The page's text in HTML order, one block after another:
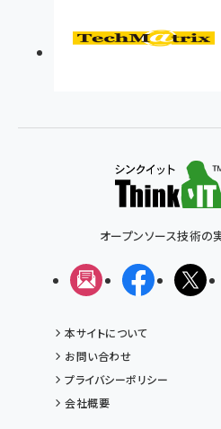
オープンソース技術の
メルマガFacebook
本サイトについて
お問い合わせ
プライバシーポリシー
会社概要